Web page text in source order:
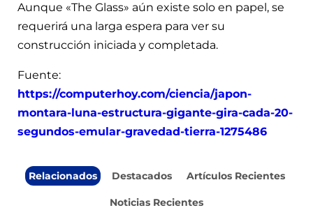
Aunque «The Glass» aún existe solo en papel, se
requerirá una larga espera para ver su
construcción iniciada y completada.
Fuente:
https://computerhoy.com/ciencia/japon-
montara-luna-estructura-gigante-gira-cada-20-
segundos-emular-gravedad-tierra-1275486
Relacionados Destacados Artículos Recientes
Noticias Recientes